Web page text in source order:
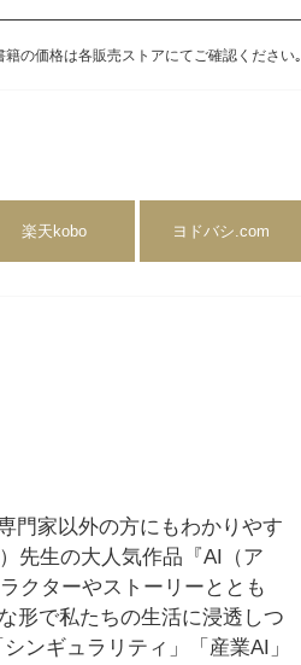
の価格は各販売ストアにてご確認ください｡
楽天kobo ヨドバシ.com
門家以外の方にもわかりやす
先生の大人気作品『AI（ア
クターやストーリーととも
形で私たちの生活に浸透しつ
ンギュラリティ」「産業AI」